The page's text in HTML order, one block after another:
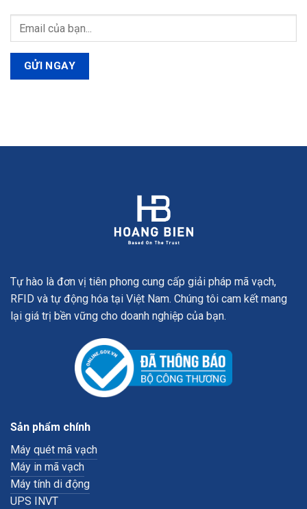
Tự hào là đơn vị tiên phong cung cấp giải pháp mã vạch,
RFID và tự động hóa tại Việt Nam. Chúng tôi cam kết mang
lại giá trị bền vững cho doanh nghiệp của bạn.
Sản phẩm chính
Máy quét mã vạch
Máy in mã vạch
Máy tính di động
UPS INVT